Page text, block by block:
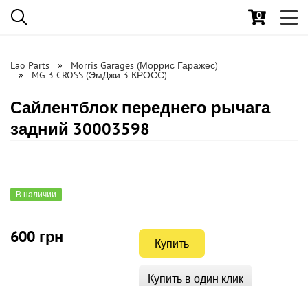
0
Lao Parts Morris Garages (Моррис Гаражес)
MG 3 CROSS (ЭмДжи 3 КРОСС)
Сайлентблок переднего рычага
задний 30003598
В наличии
600 грн Купить
Купить в один клик